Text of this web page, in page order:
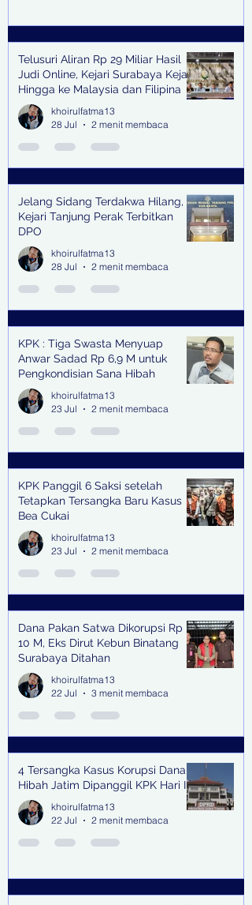
Telusuri Aliran Rp 29 Miliar Hasil
Judi Online, Kejari Surabaya Kejar
Hingga ke Malaysia dan Filipina
khoirulfatma13
28 Jul
2 menit membaca
Jelang Sidang Terdakwa Hilang,
Kejari Tanjung Perak Terbitkan
DPO
khoirulfatma13
28 Jul
2 menit membaca
KPK : Tiga Swasta Menyuap
Anwar Sadad Rp 6,9 M untuk
Pengkondisian Sana Hibah
khoirulfatma13
23 Jul
2 menit membaca
KPK Panggil 6 Saksi setelah
Tetapkan Tersangka Baru Kasus
Bea Cukai
khoirulfatma13
23 Jul
2 menit membaca
Dana Pakan Satwa Dikorupsi Rp
10 M, Eks Dirut Kebun Binatang
Surabaya Ditahan
khoirulfatma13
22 Jul
3 menit membaca
4 Tersangka Kasus Korupsi Dana
Hibah Jatim Dipanggil KPK Hari Ini
khoirulfatma13
22 Jul
2 menit membaca